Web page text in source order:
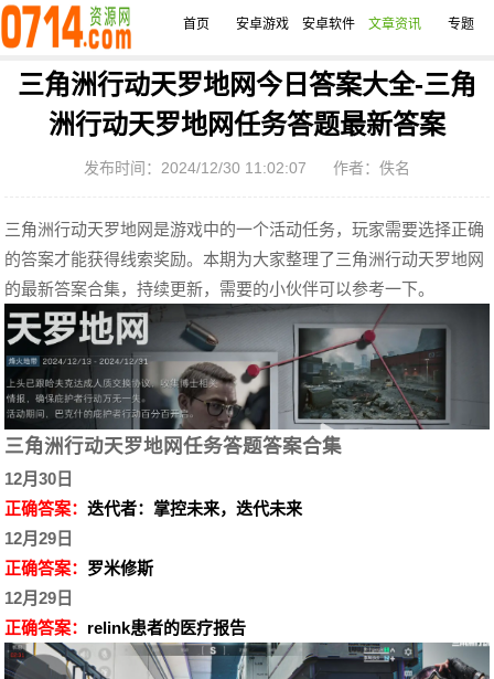
首页 安卓游戏 安卓软件 文章资讯 专题
三角洲行动天罗地网今日答案大全-三角
洲行动天罗地网任务答题最新答案
发布时间：2024/12/30 11:02:07 作者：佚名
三角洲行动天罗地网是游戏中的一个活动任务，玩家需要选择正确
的答案才能获得线索奖励。本期为大家整理了三角洲行动天罗地网
的最新答案合集，持续更新，需要的小伙伴可以参考一下。
三角洲行动天罗地网任务答题答案合集
12月30日
正确答案：迭代者：掌控未来，迭代未来
12月29日
正确答案： 罗米修斯
12月29日
正确答案： relink患者的医疗报告